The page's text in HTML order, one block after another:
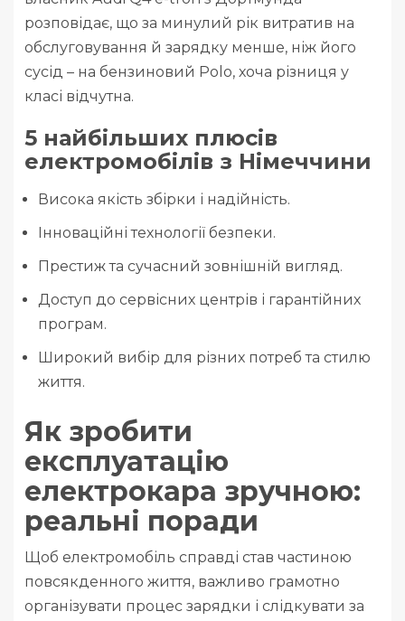
розповідає, що за минулий рік витратив на
обслуговування й зарядку менше, ніж його
сусід – на бензиновий Polo, хоча різниця у
класі відчутна.
5 найбільших плюсів
електромобілів з Німеччини
Висока якість збірки і надійність.
Інноваційні технології безпеки.
Престиж та сучасний зовнішній вигляд.
Доступ до сервісних центрів і гарантійних
програм.
Широкий вибір для різних потреб та стилю
життя.
Як зробити
експлуатацію
електрокара зручною:
реальні поради
Щоб електромобіль справді став частиною
повсякденного життя, важливо грамотно
організувати процес зарядки і слідкувати за